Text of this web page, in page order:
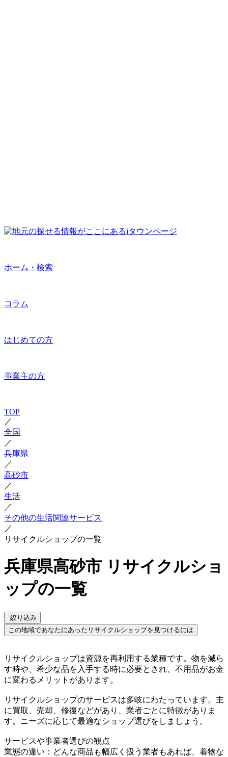
ホーム・検索
コラム
はじめての方
事業主の方
TOP
／
全国
／
兵庫県
／
高砂市
／
生活
／
その他の生活関連サービス
／
リサイクルショップの一覧
兵庫県高砂市 リサイクルショ
ップの一覧
絞り込み
この地域であなたにあったリサイクルショップを見つけるには
リサイクルショップは資源を再利用する業種です。物を減ら
す時や、希少な品を入手する時に必要とされ、不用品がお金
に変わるメリットがあります。
リサイクルショップのサービスは多岐にわたっています。主
に買取、売却、修復などがあり、業者ごとに特徴がありま
す。ニーズに応じて最適なショップ選びをしましょう。
サービスや事業者選びの観点
業態の違い：どんな商品も幅広く扱う業者もあれば、着物な